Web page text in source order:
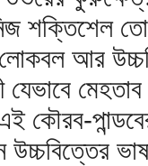
শক্তিশেল
আর
কৌরব-
উচ্চবিত্তের